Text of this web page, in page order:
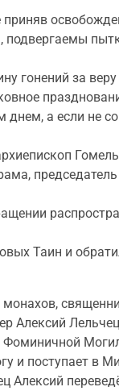
гонений за
днем, а если не
Таин и
Алексий
и поступает в
Алексий